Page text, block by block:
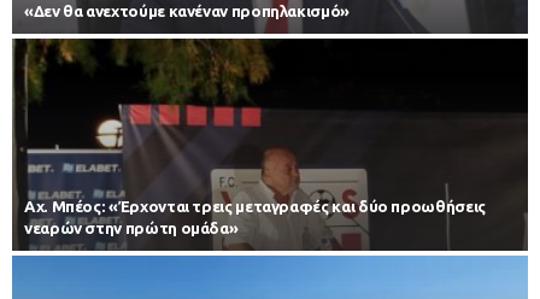
«Δεν θα ανεχτούμε κανέναν προπηλακισμό»
Αχ. Μπέος: «Έρχονται τρεις μεταγραφές και δύο προωθήσεις
νεαρών στην πρώτη ομάδα»